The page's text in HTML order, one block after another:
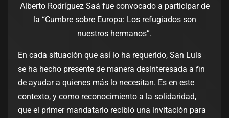
Alberto Rodríguez Saá fue convocado a participar de
la “Cumbre sobre Europa: Los refugiados son
nuestros hermanos”.
En cada situación que así lo ha requerido, San Luis
se ha hecho presente de manera desinteresada a fin
de ayudar a quienes más lo necesitan. Es en este
contexto, y como reconocimiento a la solidaridad,
que el primer mandatario recibió una invitación para